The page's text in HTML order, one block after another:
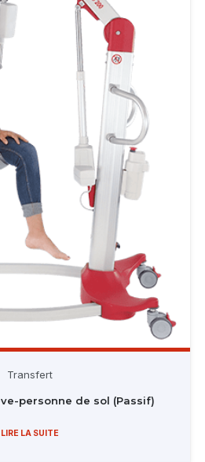
Transfert
personne de sol (Passif)
LIRE LA SUITE